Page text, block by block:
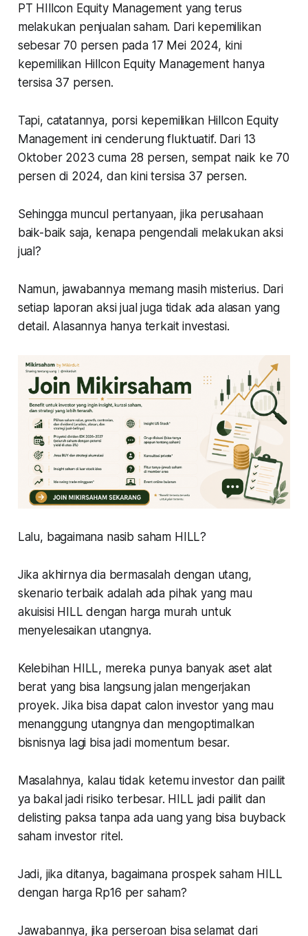
PT HIllcon Equity Management yang terus
melakukan penjualan saham. Dari kepemilikan
sebesar 70 persen pada 17 Mei 2024, kini
kepemilikan Hillcon Equity Management hanya
tersisa 37 persen.
Tapi, catatannya, porsi kepemilikan Hillcon Equity
Management ini cenderung fluktuatif. Dari 13
Oktober 2023 cuma 28 persen, sempat naik ke 70
persen di 2024, dan kini tersisa 37 persen.
Sehingga muncul pertanyaan, jika perusahaan
baik-baik saja, kenapa pengendali melakukan aksi
jual?
Namun, jawabannya memang masih misterius. Dari
setiap laporan aksi jual juga tidak ada alasan yang
detail. Alasannya hanya terkait investasi.
Lalu, bagaimana nasib saham HILL?
Jika akhirnya dia bermasalah dengan utang,
skenario terbaik adalah ada pihak yang mau
akuisisi HILL dengan harga murah untuk
menyelesaikan utangnya.
Kelebihan HILL, mereka punya banyak aset alat
berat yang bisa langsung jalan mengerjakan
proyek. Jika bisa dapat calon investor yang mau
menanggung utangnya dan mengoptimalkan
bisnisnya lagi bisa jadi momentum besar.
Masalahnya, kalau tidak ketemu investor dan pailit
ya bakal jadi risiko terbesar. HILL jadi pailit dan
delisting paksa tanpa ada uang yang bisa buyback
saham investor ritel.
Jadi, jika ditanya, bagaimana prospek saham HILL
dengan harga Rp16 per saham?
Jawabannya, jika perseroan bisa selamat dari